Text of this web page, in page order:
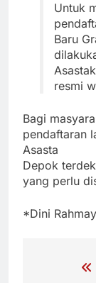
Untuk
Baru
resmi
Bagi
pendaftaran
Asasta
Depok
yang perlu
*Dini